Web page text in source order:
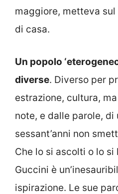
maggiore, metteva
di casa.
Un popolo
diverse. Diverso per
estrazione, cultura,
note, e dalle parole, di
sessant’anni non
Che lo si ascolti o lo
Guccini è
ispirazione. Le sue